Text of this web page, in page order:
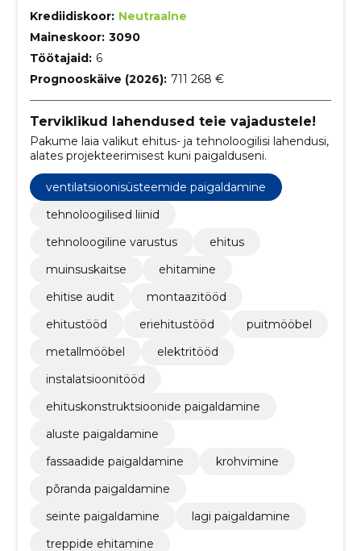
Krediidiskoor: Neutraalne
Maineskoor: 3090
Töötajaid: 6
Prognooskäive (2026): 711 268 €
Terviklikud lahendused teie vajadustele!
Pakume laia valikut ehitus- ja tehnoloogilisi lahendusi,
alates projekteerimisest kuni paigalduseni.
ventilatsioonisüsteemide paigaldamine
tehnoloogilised liinid
tehnoloogiline varustus
ehitus
muinsuskaitse
ehitamine
ehitise audit
montaazitööd
ehitustööd
eriehitustööd
puitmööbel
metallmööbel
elektritööd
instalatsioonitööd
ehituskonstruktsioonide paigaldamine
aluste paigaldamine
fassaadide paigaldamine
krohvimine
põranda paigaldamine
seinte paigaldamine
lagi paigaldamine
treppide ehitamine